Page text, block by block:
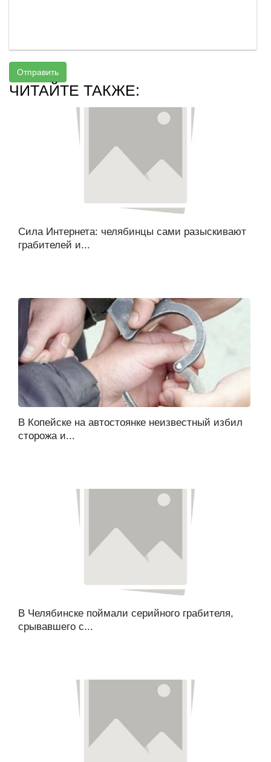
Отправить
ЧИТАЙТЕ ТАКЖЕ:
Сила Интернета: челябинцы сами разыскивают
грабителей и...
В Копейске на автостоянке неизвестный избил
сторожа и...
В Челябинске поймали серийного грабителя,
срывавшего с...